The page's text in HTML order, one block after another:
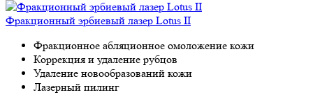
Фракционный эрбиевый лазер Lotus II
Фракционное абляционное омоложение кожи
Коррекция и удаление рубцов
Удаление новообразований кожи
Лазерный пилинг